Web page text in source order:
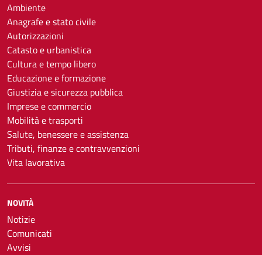
Ambiente
Anagrafe e stato civile
Autorizzazioni
Catasto e urbanistica
Cultura e tempo libero
Educazione e formazione
Giustizia e sicurezza pubblica
Imprese e commercio
Mobilità e trasporti
Salute, benessere e assistenza
Tributi, finanze e contravvenzioni
Vita lavorativa
NOVITÀ
Notizie
Comunicati
Avvisi